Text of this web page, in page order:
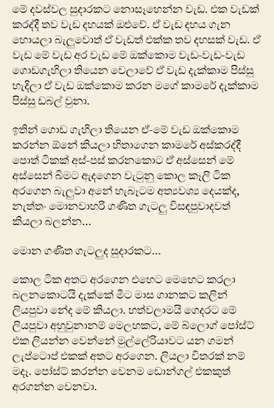
මේ දවස්වල සුදාරකට නොසෑහෙන්න වැඩ. එක වැඩක්
කරද්දී තව වැඩ දහයක් ඔළුවේ. ඒ වැඩ දහය ගැන
හොයලා බැලුවොත් ඒ වැඩත් එක්ක තව දහසක් වැඩ. ඒ
වැඩ මේ වැඩ අර වැඩ මේ ඔක්කොම වැඩ-වැඩ-වැඩ
ගොඩගැහිලා තියෙන වෙලාවේ ඒ වැඩ දැක්කාම පිස්සු
හැදිලා ඒ වැඩ ‍ඔක්කොම කරන මගේ කාමරේ දැක්කාම
පිස්සු ඩබල් වුනා.
ඉතින් ගොඩ ගැහිලා තියෙන ඒ-මේ වැඩ ඔක්කොම
කරන්න ඕනේ කියලා හිතාගෙන කාමරේ අස්කරද්දී
පොත් ටිකක් අස්-පස් කරනකො‍ට ඒ අස්සෙන් මේ
අස්සෙන් බිමට ඇදගෙන වැටුනු කොල කෑලි ටික
අරගෙන බැලුවා අනේ හැබෑටම අත්‍යවශ්‍ය දෙයක්ද,
නැත්තං මොනවාහරි ගණිත ගැටලු විසඳපුවාදවත්
කියලා බලන්න…
මොන ගණිත ගැටලුද සුදාරකට…
කොල ටික අතට අරගෙන එහෙට මෙහෙට කරලා
බලනකොටයි දැක්කේ මීට මාස ගානකට කලින්
ලියපුවා නේද මේ කියලා. හත්වලාමයි ගෙදරට ‍මේ
ලියපුවා අහුවුනානම් මෙලහකට, මේ බ්ලොග් පෝස්ට්
එක ලියන්න වෙන්නේ ‍මුල්ලේරියාවට යන ගම‍න්
ලැප්ටොප් එකක් අතට අරගෙන. ලියලා විතරක් නම්
මදෑ. පෝස්ට් කරන්න‍ වෙනම ඩොන්ගල් එකකුත්
අරගන්න වෙනවා.